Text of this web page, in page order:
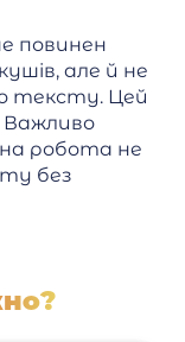
повинен
але й не
тексту. Цей
робота не
без